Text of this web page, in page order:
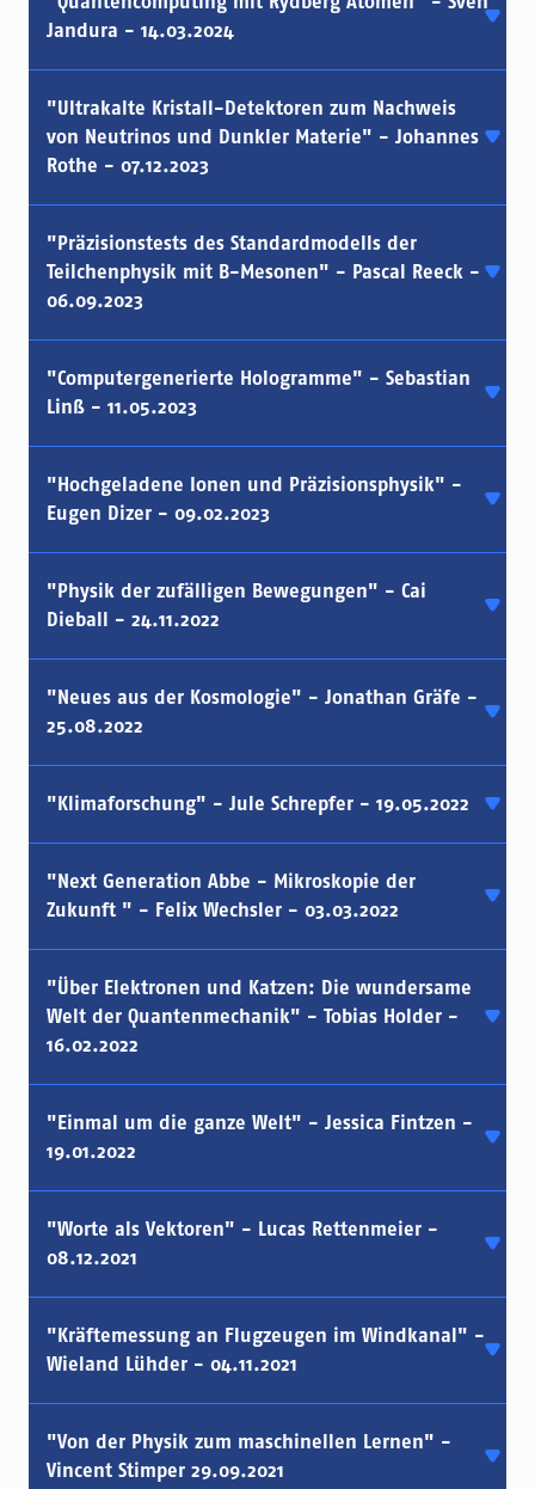
Jandura - 14.03.2024
"Ultrakalte Kristall-Detektoren zum Nachweis
von Neutrinos und Dunkler Materie" - Johannes
Rothe - 07.12.2023
"Präzisionstests des Standardmodells der
Teilchenphysik mit B-Mesonen" - Pascal Reeck -
06.09.2023
"Computergenerierte Hologramme" - Sebastian
Linß - 11.05.2023
"Hochgeladene Ionen und Präzisionsphysik" -
Eugen Dizer - 09.02.2023
"Physik der zufälligen Bewegungen" - Cai
Dieball - 24.11.2022
"Neues aus der Kosmologie" - Jonathan Gräfe -
25.08.2022
"Klimaforschung" - Jule Schrepfer - 19.05.2022
"Next Generation Abbe - Mikroskopie der
Zukunft " - Felix Wechsler - 03.03.2022
"Über Elektronen und Katzen: Die wundersame
Welt der Quantenmechanik" - Tobias Holder -
16.02.2022
"Einmal um die ganze Welt" - Jessica Fintzen -
19.01.2022
"Worte als Vektoren" - Lucas Rettenmeier -
08.12.2021
"Kräftemessung an Flugzeugen im Windkanal" -
Wieland Lühder - 04.11.2021
"Von der Physik zum maschinellen Lernen" -
Vincent Stimper 29.09.2021